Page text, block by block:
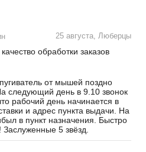
25 августа, Люберцы
обработки заказов
от мышей поздно
следующий день в 9.10 звонок
рабочий день начинается в
и адрес пункта выдачи. На
в пункт назначения. Быстро
5 звёзд.